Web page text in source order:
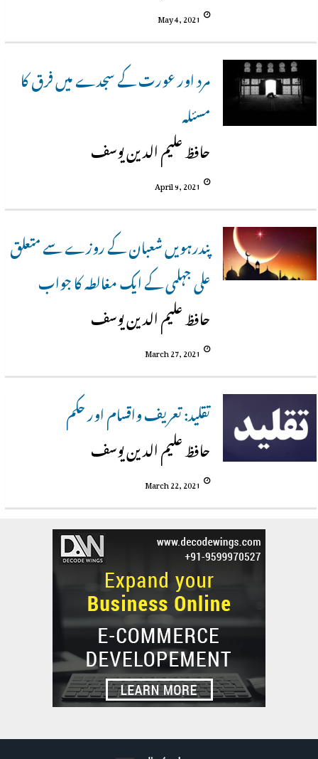
May 4, 2021
مرد اور عورت کے سجدے میں فرق کا
مسئلہ
حافظ علیم الدین یوسف
April 9, 2021
پندرہویں شعبان کے روزے سے متعلق
علی جہلمی کے ایک مغالطہ کا جواب
حافظ علیم الدین یوسف
March 27, 2021
تقلید: تعریف واقسام اور حکم
حافظ علیم الدین یوسف
March 22, 2021